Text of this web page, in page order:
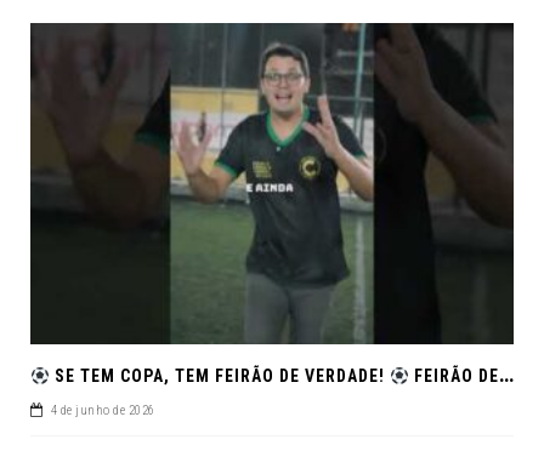
SE TEM COPA, TEM FEIRÃO DE VERDADE! FEIRÃO DE SEMINOVOS EM ALTA – ARACAJU
4 de junho de 2026